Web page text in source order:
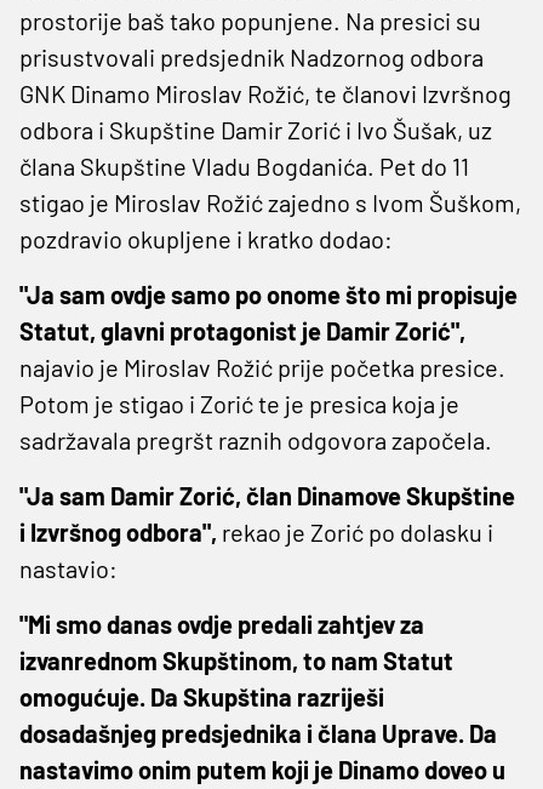
prostorije baš tako popunjene. Na presici su
prisustvovali predsjednik Nadzornog odbora
GNK Dinamo Miroslav Rožić, te članovi Izvršnog
odbora i Skupštine Damir Zorić i Ivo Šušak, uz
člana Skupštine Vladu Bogdanića. Pet do 11
stigao je Miroslav Rožić zajedno s Ivom Šuškom,
pozdravio okupljene i kratko dodao:
"Ja sam ovdje samo po onome što mi propisuje
Statut, glavni protagonist je Damir Zorić",
najavio je Miroslav Rožić prije početka presice.
Potom je stigao i Zorić te je presica koja je
sadržavala pregršt raznih odgovora započela.
"Ja sam Damir Zorić, član Dinamove Skupštine
i Izvršnog odbora", rekao je Zorić po dolasku i
nastavio:
"Mi smo danas ovdje predali zahtjev za
izvanrednom Skupštinom, to nam Statut
omogućuje. Da Skupština razriješi
dosadašnjeg predsjednika i člana Uprave. Da
nastavimo onim putem koji je Dinamo doveo u